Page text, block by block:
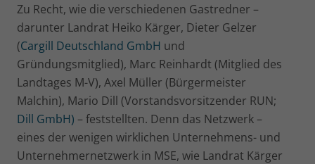
Zu Recht, wie die verschiedenen Gastredner –
darunter Landrat Heiko Kärger, Dieter Gelzer
(Cargill Deutschland GmbH und
Gründungsmitglied), Marc Reinhardt (Mitglied des
Landtages M-V), Axel Müller (Bürgermeister
Malchin), Mario Dill (Vorstandsvorsitzender RUN;
Dill GmbH) – feststellten. Denn das Netzwerk –
eines der wenigen wirklichen Unternehmens- und
Unternehmernetzwerk in MSE, wie Landrat Kärger